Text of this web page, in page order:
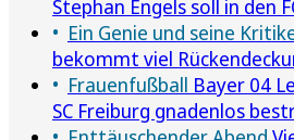
Stephan Engels soll in den
Ein Genie und seine
bekommt viel
Frauenfußball Bayer 04
SC Freiburg gnadenlos